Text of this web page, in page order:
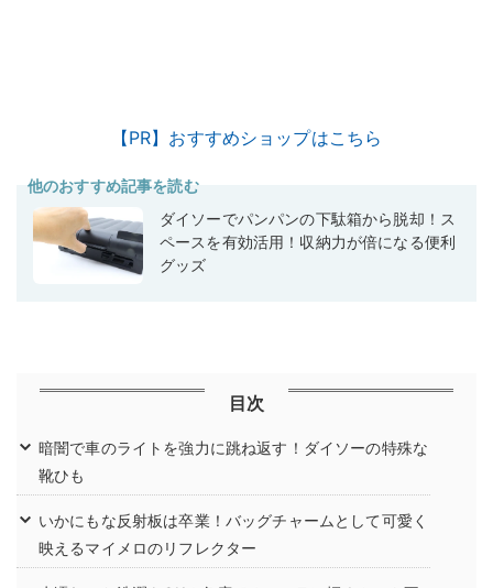
【PR】おすすめショップはこちら
他のおすすめ記事を読む
ダイソーでパンパンの下駄箱から脱却！ス
ペースを有効活用！収納力が倍になる便利
グッズ
目次
暗闇で車のライトを強力に跳ね返す！ダイソーの特殊な
靴ひも
いかにもな反射板は卒業！バッグチャームとして可愛く
映えるマイメロのリフレクター